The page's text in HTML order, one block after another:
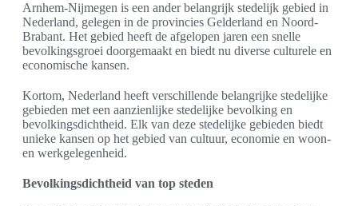
Arnhem-Nijmegen is een ander belangrijk stedelijk gebied in
Nederland, gelegen in de provincies Gelderland en Noord-
Brabant. Het gebied heeft de afgelopen jaren een snelle
bevolkingsgroei doorgemaakt en biedt nu diverse culturele en
economische kansen.
Kortom, Nederland heeft verschillende belangrijke stedelijke
gebieden met een aanzienlijke stedelijke bevolking en
bevolkingsdichtheid. Elk van deze stedelijke gebieden biedt
unieke kansen op het gebied van cultuur, economie en woon-
en werkgelegenheid.
Bevolkingsdichtheid van top steden